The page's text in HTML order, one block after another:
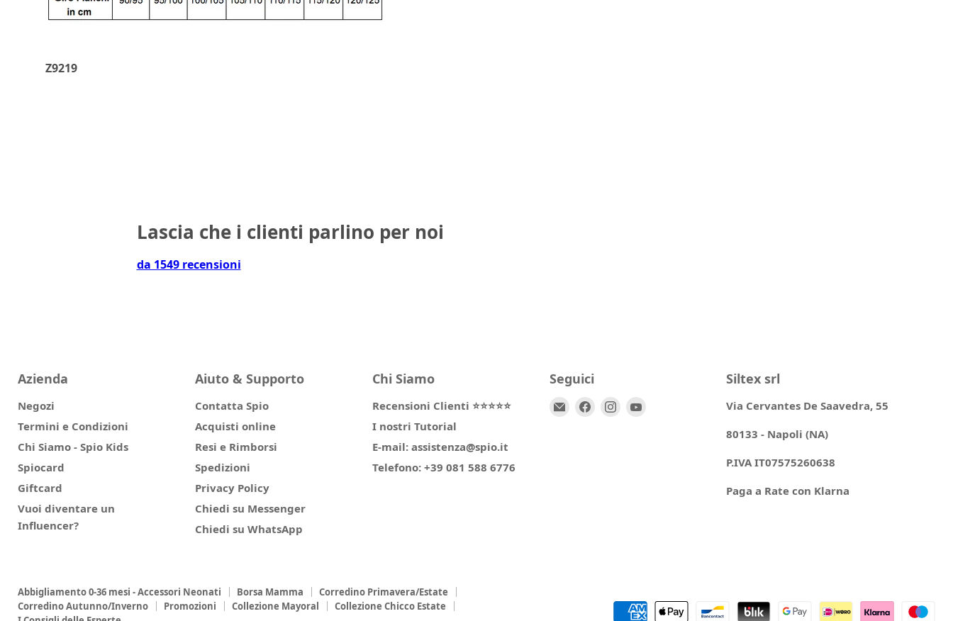
Z9219
Lascia che i clienti parlino per noi
da 1549 recensioni
Azienda
Negozi
Termini e Condizioni
Chi Siamo - Spio Kids
Spiocard
Giftcard
Vuoi diventare un
Influencer?
Aiuto & Supporto
Contatta Spio
Acquisti online
Resi e Rimborsi
Spedizioni
Privacy Policy
Chiedi su Messenger
Chiedi su WhatsApp
Chi Siamo
Recensioni Clienti ⭐⭐⭐⭐⭐
I nostri Tutorial
E-mail: assistenza@spio.it
Telefono: +39 081 588 6776
Seguici
Email
TrovaciTrovaci
Siltex srl
Via Cervantes De Saavedra, 55
80133 - Napoli (NA)
P.IVA IT07575260638
Paga a Rate con Klarna
Abbigliamento 0-36 mesi - Accessori Neonati Borsa Mamma
Corredino Primavera/Estate
Corredino Autunno/Inverno
Promozioni Collezione Mayoral
Collezione Chicco Estate